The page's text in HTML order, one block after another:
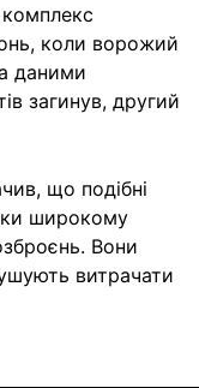
коли ворожий
даними
загинув, другий
що подібні
широкому
Вони
витрачати